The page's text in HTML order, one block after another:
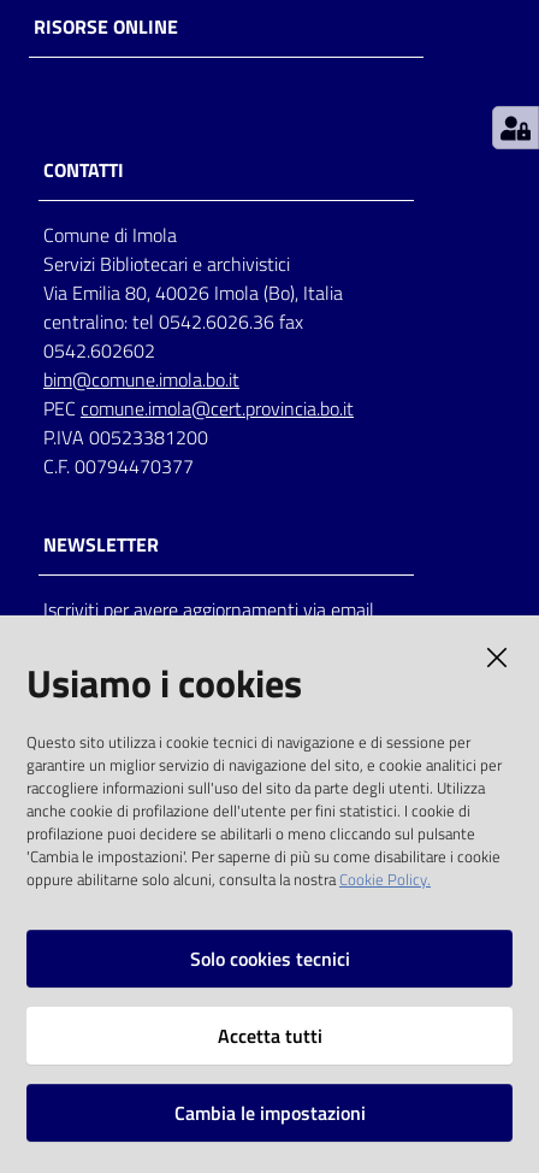
storico
per
lettura
Seguici
su
Catalogo
on line
Eventi
Chiedi al
bibliotecario
RISORSE ONLINE
CONTATTI
Comune di Imola
Servizi Bibliotecari e archivistici
Via Emilia 80, 40026 Imola (Bo), Italia
centralino: tel 0542.6026.36 fax
0542.602602
bim@comune.imola.bo.it
PEC comune.imola@cert.provincia.bo.it
P.IVA 00523381200
C.F. 00794470377
NEWSLETTER
Iscriviti per avere aggiornamenti via email
solo alle condizioni previste dalla direttiva
comunitaria 2003/98/CE e dal d.lgs. 36/2006
SOCIAL
Instagram
Vai alla pagina
Mappa del sito
Usiamo i cookies
Questo sito utilizza i cookie tecnici di navigazione e di sessione per
garantire un miglior servizio di navigazione del sito, e cookie analitici per
raccogliere informazioni sull'uso del sito da parte degli utenti. Utilizza
anche cookie di profilazione dell'utente per fini statistici. I cookie di
profilazione puoi decidere se abilitarli o meno cliccando sul pulsante
'Cambia le impostazioni'. Per saperne di più su come disabilitare i cookie
oppure abilitarne solo alcuni, consulta la nostraCookie Policy.
Solo cookies tecnici
Accetta tutti
Cambia le impostazioni